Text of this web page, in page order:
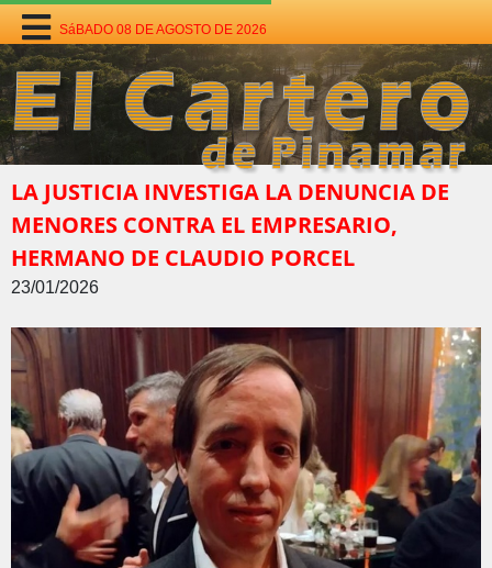
SáBADO 08 DE AGOSTO DE 2026
LA JUSTICIA INVESTIGA LA DENUNCIA DE
MENORES CONTRA EL EMPRESARIO,
HERMANO DE CLAUDIO PORCEL
23/01/2026